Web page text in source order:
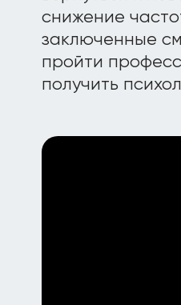
снижение
заключенные
пройти
получить